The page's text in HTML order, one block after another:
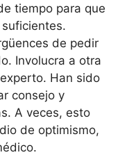
tiempo para que
de pedir
Involucra a otra
Han sido
consejo y
A veces, esto
de optimismo,